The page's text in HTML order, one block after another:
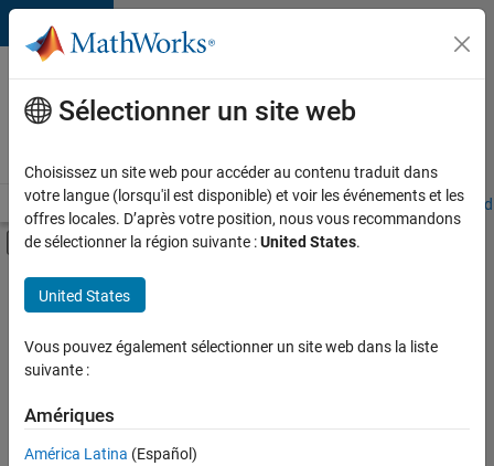
Passer au contenu
Votre
carrière
chez
Accueil Explorer nos opportunités Adresses de nos bureaux
Activer/désactiver l'affichage du menu
Contenu principal
FILTRER PAR
Programme destiné aux nouvelles carrières (EDG)
Développement de produits
Gestion des programmes
Sélectionner un site web
Choisissez un site web pour accéder au contenu traduit dans
votre langue (lorsqu'il est disponible) et voir les événements et les
offres locales. D’après votre position, nous vous recommandons
de sélectionner la région suivante :United States.
United States
Vous pouvez également sélectionner un site web dans la liste
suivante :
Amériques
América Latina (Español)